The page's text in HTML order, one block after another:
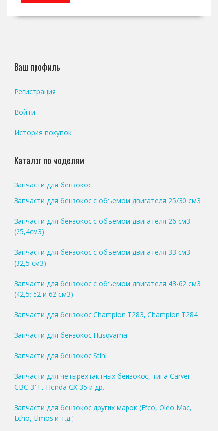
Ваш профиль
Регистрация
Войти
История покупок
Каталог по моделям
Запчасти для бензокос
Запчасти для бензокос с объемом двигателя 25/30 см3
Запчасти для бензокос с объемом двигателя 26 см3
(25,4см3)
Запчасти для бензокос с объемом двигателя 33 см3
(32,5 см3)
Запчасти для бензокос с объемом двигателя 43-62 см3
(42,5; 52 и 62 см3)
Запчасти для бензокос Champion T283, Champion T284
Запчасти для бензокос Husqvarna
Запчасти для бензокос Stihl
Запчасти для четырехтактных бензокос, типа Carver
GBC 31F, Honda GX 35 и др.
Запчасти для бензокос других марок (Efco, Oleo Mac,
Echo, Elmos и т.д.)